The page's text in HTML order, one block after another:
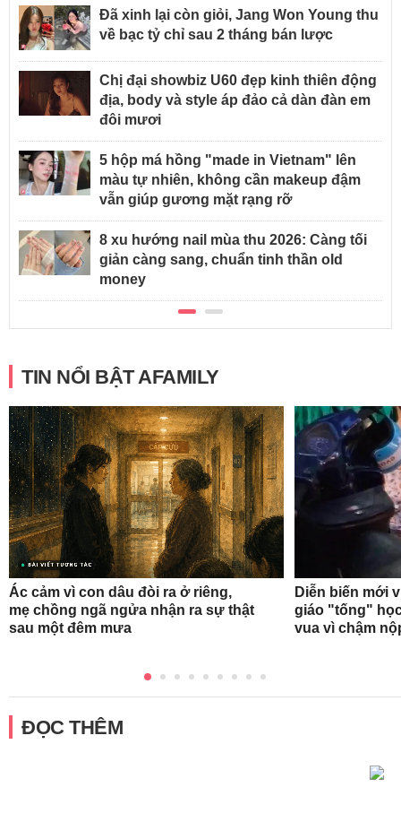
Đã xinh lại còn giỏi, Jang Won Young thu
về bạc tỷ chỉ sau 2 tháng bán lược
Chị đại showbiz U60 đẹp kinh thiên động
địa, body và style áp đảo cả dàn đàn em
đôi mươi
5 hộp má hồng "made in Vietnam" lên
màu tự nhiên, không cần makeup đậm
vẫn giúp gương mặt rạng rỡ
8 xu hướng nail mùa thu 2026: Càng tối
giản càng sang, chuẩn tinh thần old
money
TIN NỔI BẬT AFAMILY
Ác cảm vì con dâu đòi ra ở riêng,
mẹ chồng ngã ngửa nhận ra sự thật
sau một đêm mưa
Diễn biến mới
giáo "tống"
vua vì chậm
ĐỌC THÊM